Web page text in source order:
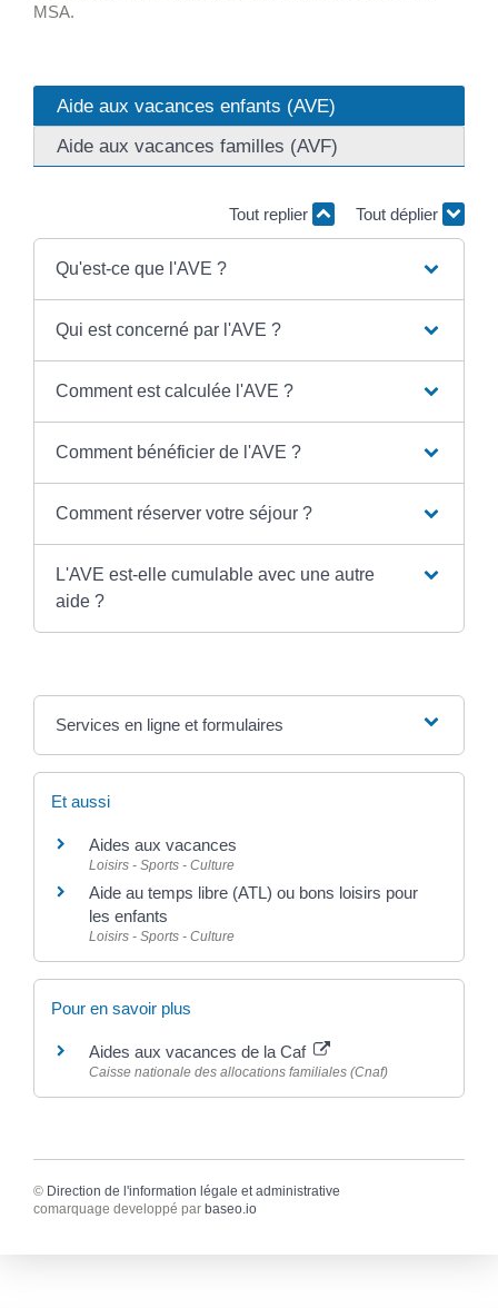
MSA.
Aide aux vacances enfants (AVE)
Aide aux vacances familles (AVF)
Tout replier Tout déplier
Qu'est-ce que l'AVE ?
Qui est concerné par l'AVE ?
Comment est calculée l'AVE ?
Comment bénéficier de l'AVE ?
Comment réserver votre séjour ?
L'AVE est-elle cumulable avec une autre
aide ?
Services en ligne et formulaires
Et aussi
Aides aux vacances
Loisirs - Sports - Culture
Aide au temps libre (ATL) ou bons loisirs pour
les enfants
Loisirs - Sports - Culture
Pour en savoir plus
Aides aux vacances de la Caf
Caisse nationale des allocations familiales (Cnaf)
© Direction de l'information légale et administrative
comarquage developpé par baseo.io